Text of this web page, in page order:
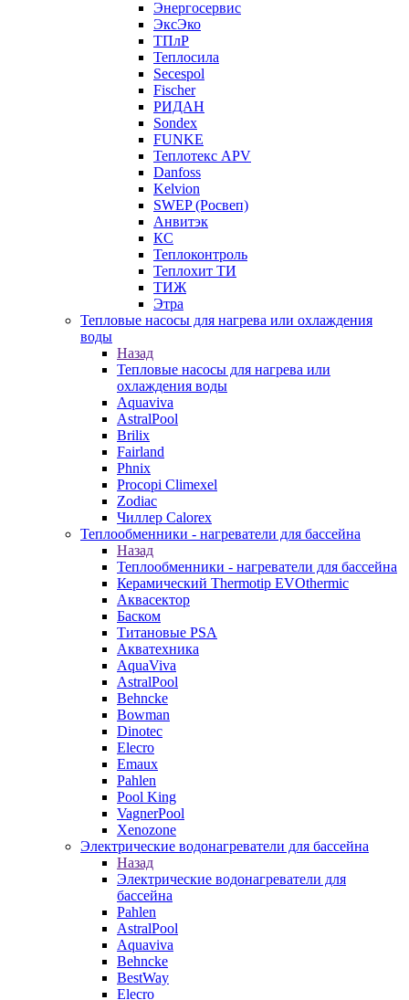
Энергосервис
ЭксЭко
ТПлР
Теплосила
Secespol
Fischer
РИДАН
Sondex
FUNKE
Теплотекс APV
Danfoss
Kelvion
SWEP (Росвеп)
Анвитэк
КС
Теплоконтроль
Теплохит ТИ
ТИЖ
Этра
Тепловые насосы для нагрева или охлаждения
воды
Назад
Тепловые насосы для нагрева или
охлаждения воды
Aquaviva
AstralPool
Brilix
Fairland
Phnix
Procopi Climexel
Zodiac
Чиллер Calorex
Теплообменники - нагреватели для бассейна
Назад
Теплообменники - нагреватели для бассейна
Керамический Thermotip EVOthermic
Аквасектор
Баском
Титановые PSA
Акватехника
AquaViva
AstralPool
Behncke
Bowman
Dinotec
Elecro
Emaux
Pahlen
Pool King
VagnerPool
Xenozone
Электрические водонагреватели для бассейна
Назад
Электрические водонагреватели для
бассейна
Pahlen
AstralPool
Aquaviva
Behncke
BestWay
Elecro